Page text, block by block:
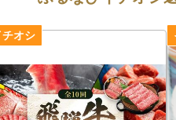
グ★